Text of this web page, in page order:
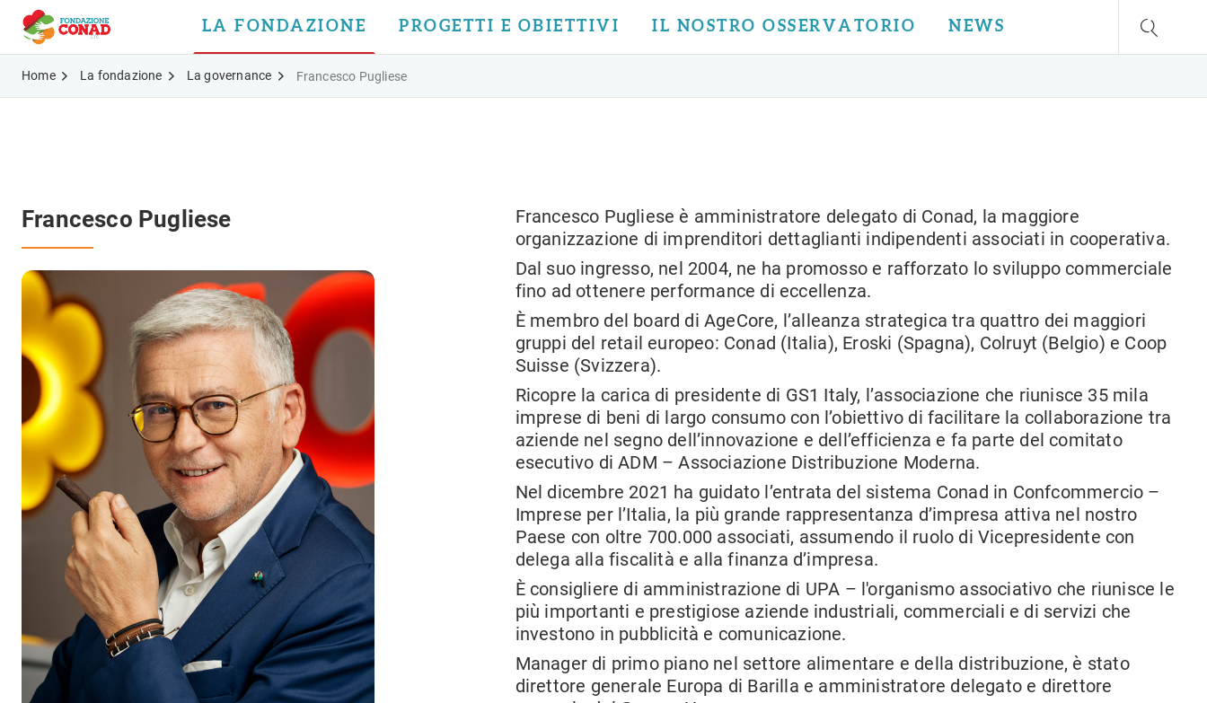
LA FONDAZIONE PROGETTI E OBIETTIVI IL NOSTRO OSSERVATORIO NEWS
Home La fondazione La governance Francesco Pugliese
Francesco Pugliese
Francesco Pugliese è amministratore delegato di Conad, la maggiore
organizzazione di imprenditori dettaglianti indipendenti associati in cooperativa.
Dal suo ingresso, nel 2004, ne ha promosso e rafforzato lo sviluppo commerciale
fino ad ottenere performance di eccellenza.
È membro del board di AgeCore, l’alleanza strategica tra quattro dei maggiori
gruppi del retail europeo: Conad (Italia), Eroski (Spagna), Colruyt (Belgio) e Coop
Suisse (Svizzera).
Ricopre la carica di presidente di GS1 Italy, l’associazione che riunisce 35 mila
imprese di beni di largo consumo con l’obiettivo di facilitare la collaborazione tra
aziende nel segno dell’innovazione e dell’efficienza e fa parte del comitato
esecutivo di ADM – Associazione Distribuzione Moderna.
Nel dicembre 2021 ha guidato l’entrata del sistema Conad in Confcommercio –
Imprese per l’Italia, la più grande rappresentanza d’impresa attiva nel nostro
Paese con oltre 700.000 associati, assumendo il ruolo di Vicepresidente con
delega alla fiscalità e alla finanza d’impresa.
È consigliere di amministrazione di UPA – l'organismo associativo che riunisce le
più importanti e prestigiose aziende industriali, commerciali e di servizi che
investono in pubblicità e comunicazione.
Manager di primo piano nel settore alimentare e della distribuzione, è stato
direttore generale Europa di Barilla e amministratore delegato e direttore